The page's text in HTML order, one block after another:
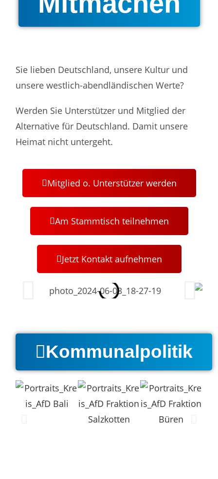
Sie lieben Deutschland, unsere Kultur und
unsere westlich-abendländischen Werte?
Werden Sie Unterstützer und Mitglied der
Alternative für Deutschland. Damit unsere
Heimat nicht untergeht.
Mitglied o. Unterstützer werden
Am Stammtisch teilnehmen
Jetzt Kontakt aufnehmen
Kommunalpolitik